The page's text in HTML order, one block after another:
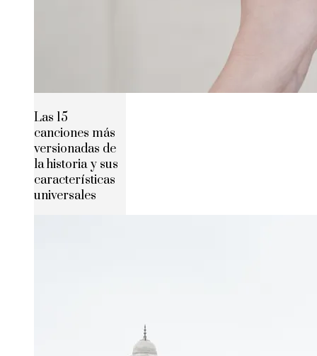
Las 15
canciones más
versionadas de
la historia y sus
características
universales